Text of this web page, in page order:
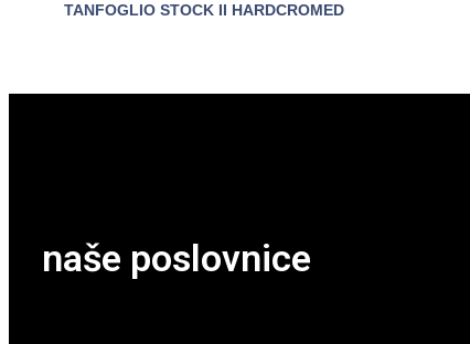
TANFOGLIO STOCK II HARDCROMED
naše poslovnice